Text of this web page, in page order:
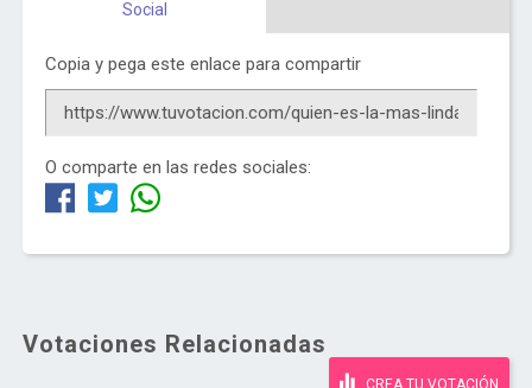
Social
Copia y pega este enlace para compartir
O comparte en las redes sociales:
Votaciones Relacionadas
CREA TU VOTACIÓN